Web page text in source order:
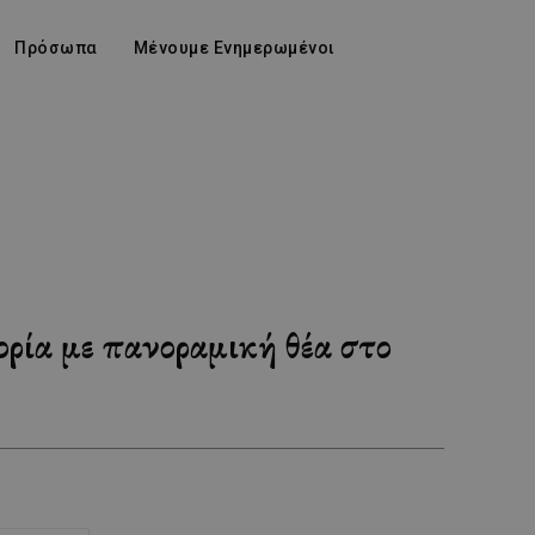
Πρόσωπα Μένουμε Ενημερωμένοι
με πανοραμική θέα στο